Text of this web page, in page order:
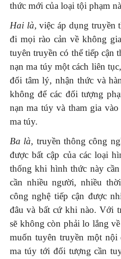
thức mới của loại tội phạm
Hai là,việc áp dụng truyền
đi mọi rào cản về không
tuyên truyền có thể tiếp cận
nạn ma túy một cách liên
đổi tâm lý, nhận thức và
không để các đối tượng
nạn ma túy và tham gia
ma túy.
Ba là, truyền thông công
được bất cập của các loại
thống khi hình thức này
cần nhiều người, nhiều
công nghệ tiếp cận được
đâu và bất cứ khi nào. Với
sẽ không còn phải lo lắng
muốn tuyên truyền một nội
ma túy tới đối tượng cần